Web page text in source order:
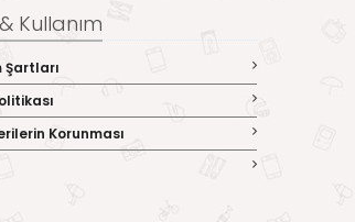
Kullanım
Şartları
Korunması